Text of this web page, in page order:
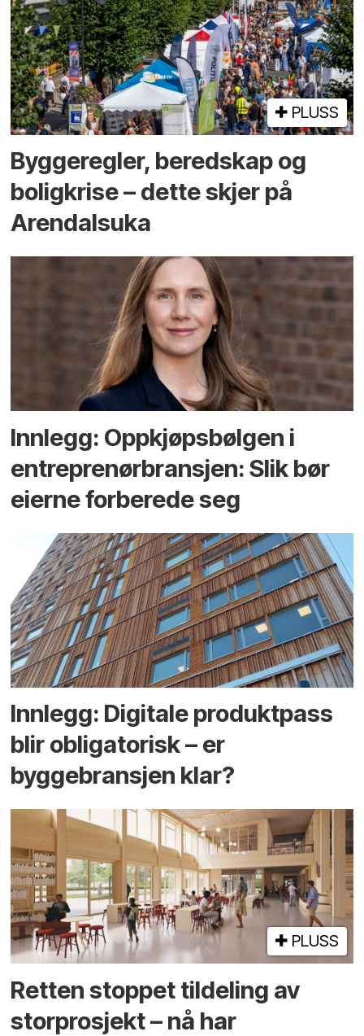
PLUSS
Bygge­regler, beredskap og
bolig­krise – dette skjer på
Arendals­uka
Innlegg: Oppkjøps­bølgen i
entreprenør­bransjen: Slik bør
eierne forberede seg
Innlegg: Digitale produktpass
blir obligatorisk – er
byggebransjen klar?
PLUSS
Retten stoppet tildeling av
storprosjekt – nå har